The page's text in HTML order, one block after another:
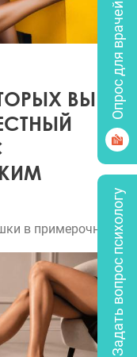
ВЫ
в примерочной?
Опрос для врачей
Задать вопрос психологу